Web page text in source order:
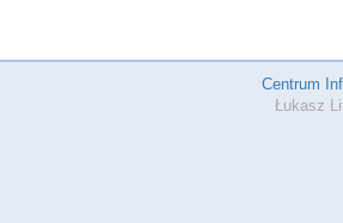
Centrum
Łukasz